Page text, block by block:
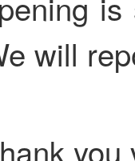
will
you